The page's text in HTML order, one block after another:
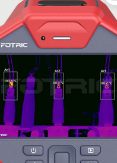
支持区域
基准温度
设备